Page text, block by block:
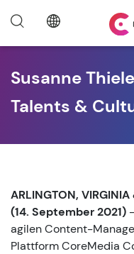
Susanne
Talents &
ARLINGTON,
(14. September 2021)
agilen Content-
Plattform CoreMedia